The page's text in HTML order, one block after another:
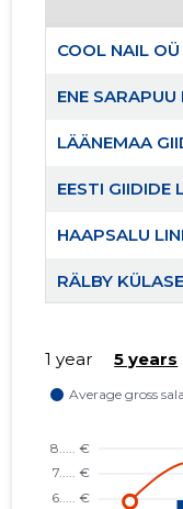
COOL NAIL OÜ
ENE SARAPUU
LÄÄNEMAA
EESTI GIIDIDE
HAAPSALU
RÄLBY
VORMSI
VORMSI
1 year 5 years